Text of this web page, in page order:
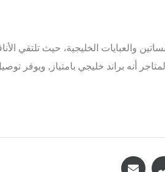
والعبايات الخليجية، حيث تلتقي
أنه براند خليجي بامتياز, ويوفر